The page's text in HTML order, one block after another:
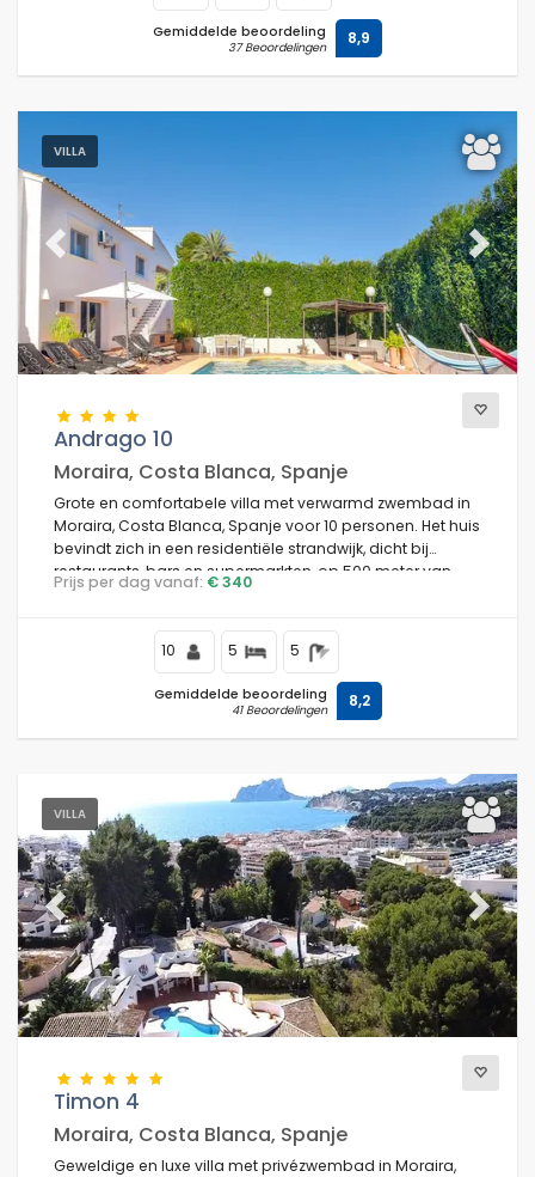
Gemiddelde beoordeling
37 Beoordelingen 8,9
VILLA
Previous Next
Andrago 10
Moraira, Costa Blanca, Spanje
Grote en comfortabele villa met verwarmd zwembad in
Moraira, Costa Blanca, Spanje voor 10 personen. Het huis
bevindt zich in een residentiële strandwijk, dicht bij
restaurants, bars en supermarkten, op 500 meter van
Cala Andrago strand en 0,5 km van de Middellandse
Prijs per dag vanaf: € 340
10 5 5
Gemiddelde beoordeling
41 Beoordelingen 8,2
VILLA
Previous Next
Timon 4
Moraira, Costa Blanca, Spanje
Geweldige en luxe villa met privézwembad in Moraira,